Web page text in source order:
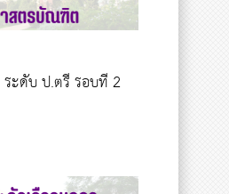
ระดับ ป.ตรี รอบที่ 2